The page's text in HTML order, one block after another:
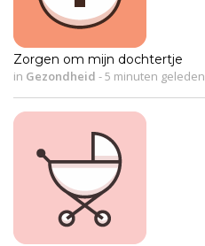
Zorgen om mijn dochtertje
in Gezondheid -5 minuten geleden